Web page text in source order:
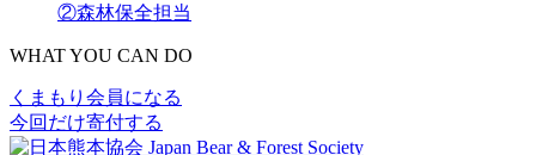
②森林保全担当
WHAT YOU CAN DO
くまもり会員になる
今回だけ寄付する